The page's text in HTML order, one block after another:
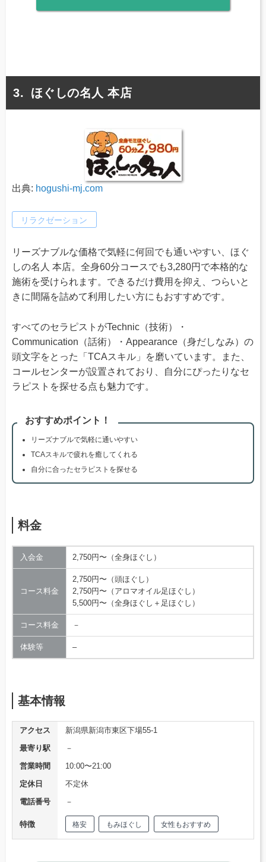
ほぐしの名人 本店
出典: hogushi-mj.com
リラクゼーション
リーズナブルな価格で気軽に何回でも通いやすい、ほぐ
しの名人 本店。全身60分コースでも3,280円で本格的な
施術を受けられます。できるだけ費用を抑え、つらいと
きに間隔を詰めて利用したい方にもおすすめです。
すべてのセラピストがTechnic（技術）・
Communication（話術）・Appearance（身だしなみ）の
頭文字をとった「TCAスキル」を磨いています。また、
コールセンターが設置されており、自分にぴったりなセ
ラピストを探せる点も魅力です。
おすすめポイント！
リーズナブルで気軽に通いやすい
TCAスキルで疲れを癒してくれる
自分に合ったセラピストを探せる
料金
入会金 2,750円〜（全身ほぐし）
コース料金
2,750円〜（頭ほぐし）
2,750円〜（アロマオイル足ほぐし）
5,500円〜（全身ほぐし＋足ほぐし）
コース料金 －
体験等 –
基本情報
アクセス
新潟県新潟市東区下場55-1
最寄り駅
－
営業時間
10:00〜21:00
定休日
不定休
電話番号
－
特徴 格安 もみほぐし 女性もおすすめ